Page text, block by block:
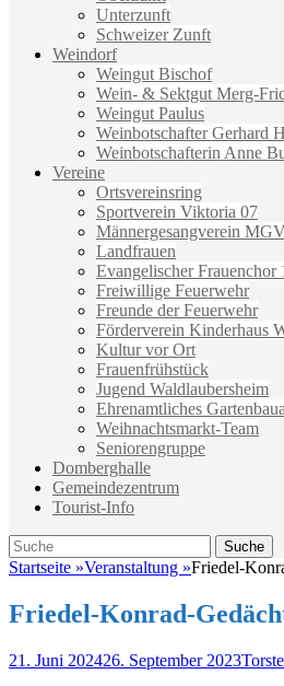
Unterzunft
Schweizer Zunft
Weindorf
Weingut Bischof
Wein- & Sektgut Merg-
Weingut Paulus
Weinbotschafter Gerhard
Weinbotschafterin Anne
Vereine
Ortsvereinsring
Sportverein Viktoria 07
Männergesangverein
Landfrauen
Evangelischer Frauenchor
Freiwillige Feuerwehr
Freunde der Feuerwehr
Förderverein Kinderhaus
Kultur vor Ort
Frauenfrühstück
Jugend Waldlaubersheim
Ehrenamtliches
Weihnachtsmarkt-Team
Seniorengruppe
Domberghalle
Gemeindezentrum
Tourist-Info
Suche
Suche
nach:
Startseite »Veranstaltung »Friedel-
Friedel-Konrad-
Veröffentlicht
21. Juni 202426. September 2023Autor